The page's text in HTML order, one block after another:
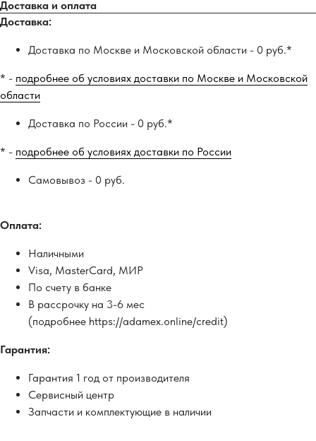
Доставка и оплата
Доставка:
Доставка по Москве и Московской области - 0 руб.*
* - подробнее об условиях доставки по Москве и Московской
области
Доставка по России - 0 руб.*
* - подробнее об условиях доставки по России
Самовывоз - 0 руб.
Оплата:
Наличными
Visa, MasterCard, МИР
По счету в банке
В рассрочку на 3-6 мес
(подробнее https://adamex.online/credit)
Гарантия:
Гарантия 1 год от производителя
Сервисный центр
Запчасти и комплектующие в наличии